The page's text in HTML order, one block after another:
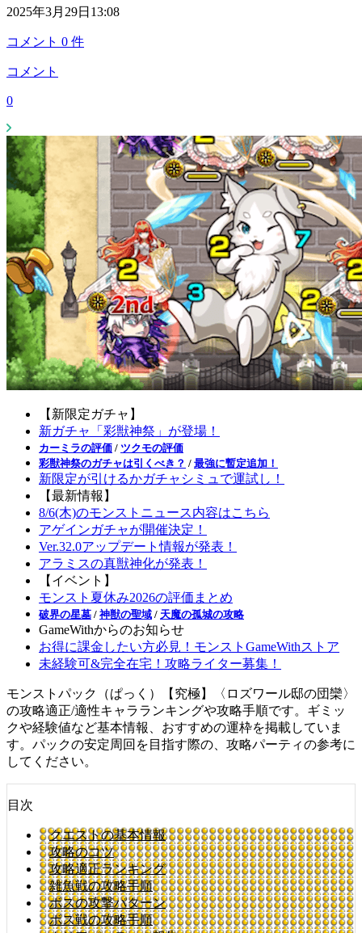
2025年3月29日13:08
コメント 0 件
コメント
0
【新限定ガチャ】
新ガチャ「彩獣神祭」が登場！
カーミラの評価 / ツクモの評価
彩獣神祭のガチャは引くべき？ / 最強に暫定追加！
新限定が引けるかガチャシミュで運試し！
【最新情報】
8/6(木)のモンストニュース内容はこちら
アゲインガチャが開催決定！
Ver.32.0アップデート情報が発表！
アラミスの真獣神化が発表！
【イベント】
モンスト夏休み2026の評価まとめ
破界の星墓 / 神獣の聖域 / 天魔の孤城の攻略
GameWithからのお知らせ
お得に課金したい方必見！モンストGameWithストア
未経験可&完全在宅！攻略ライター募集！
モンストパック（ぱっく）【究極】〈ロズワール邸の団欒〉
の攻略適正/適性キャラランキングや攻略手順です。ギミッ
クや経験値など基本情報、おすすめの運枠を掲載していま
す。パックの安定周回を目指す際の、攻略パーティの参考に
してください。
目次
クエストの基本情報
攻略のコツ
攻略適正ランキング
雑魚戦の攻略手順
ボスの攻撃パターン
ボス戦の攻略手順